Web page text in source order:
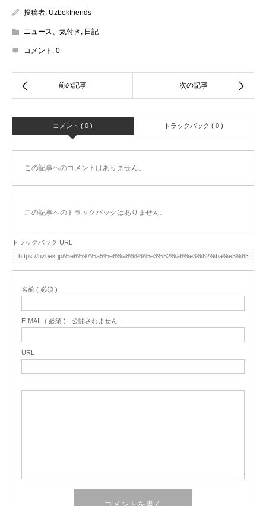
投稿者: Uzbekfriends
ニュース、気付き , 日記
コメント: 0
コメント ( 0 ) トラックバック ( 0 )
この記事へのコメントはありません。
この記事へのトラックバックはありません。
トラックバック URL
名前 ( 必須 )
E-MAIL ( 必須 ) - 公開されません -
URL